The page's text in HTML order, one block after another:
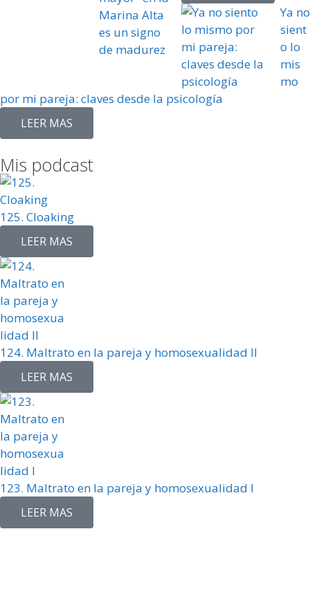
Ya no
sient
o lo
mis
mo
por mi pareja: claves desde la psicología
LEER MAS
Mis podcast
125. Cloaking
LEER MAS
124. Maltrato en la pareja y homosexualidad II
LEER MAS
123. Maltrato en la pareja y homosexualidad I
LEER MAS